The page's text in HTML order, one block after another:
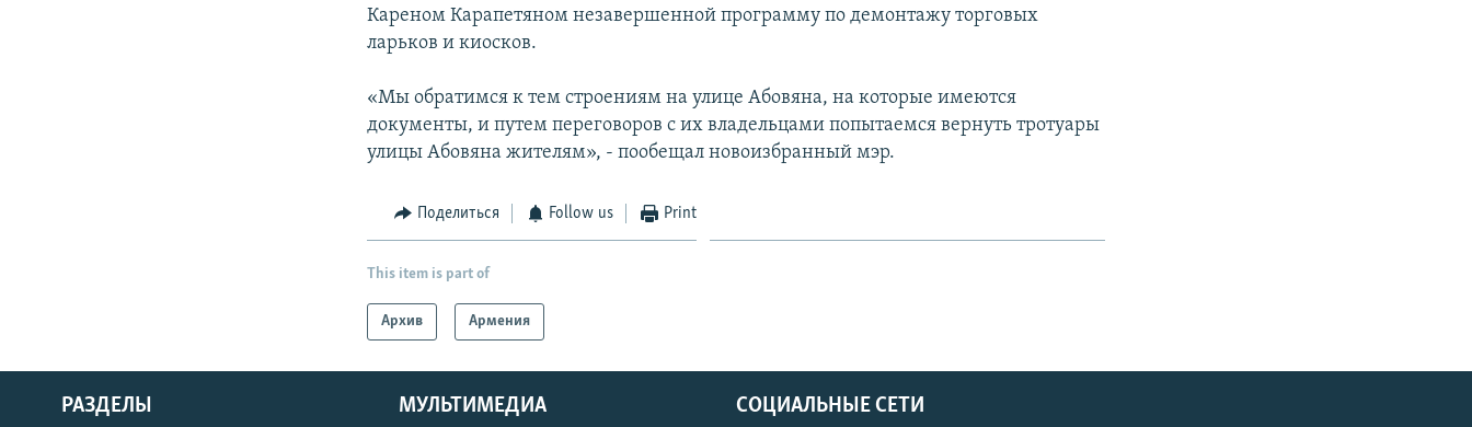
Кареном Карапетяном незавершенной программу по демонтажу торговых
ларьков и киосков.
«Мы обратимся к тем строениям на улице Абовяна, на которые имеются
документы, и путем переговоров с их владельцами попытаемся вернуть тротуары
улицы Абовяна жителям», - пообещал новоизбранный мэр.
Поделиться Follow us Print
This item is part of
Архив Армения
СОЦИАЛЬНЫЕ СЕТИ
РАЗДЕЛЫ МУЛЬТИМЕДИА